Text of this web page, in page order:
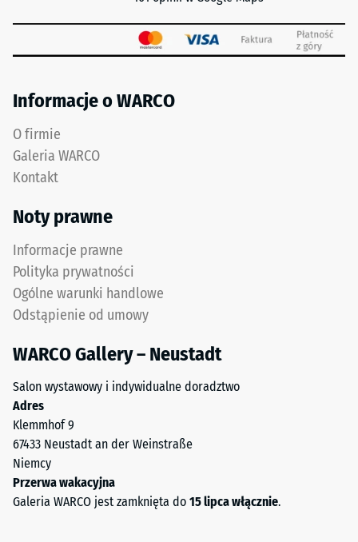
Informacje o WARCO
O firmie
Galeria WARCO
Kontakt
Noty prawne
Informacje prawne
Polityka prywatności
Ogólne warunki handlowe
Odstąpienie od umowy
WARCO Gallery – Neustadt
Salon wystawowy i indywidualne doradztwo
Adres
Klemmhof 9
67433 Neustadt an der Weinstraße
Niemcy
Przerwa wakacyjna
Galeria WARCO jest zamknięta do 15 lipca włącznie.